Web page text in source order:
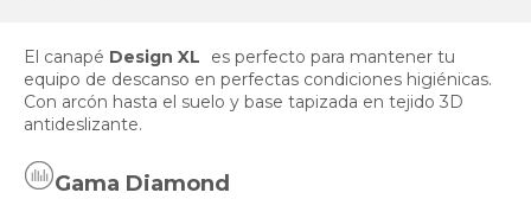
El canapé Design XL
es perfecto para mantener tu
equipo de descanso en perfectas condiciones higiénicas.
Con arcón hasta el suelo y base tapizada en tejido 3D
antideslizante.
Gama Diamond